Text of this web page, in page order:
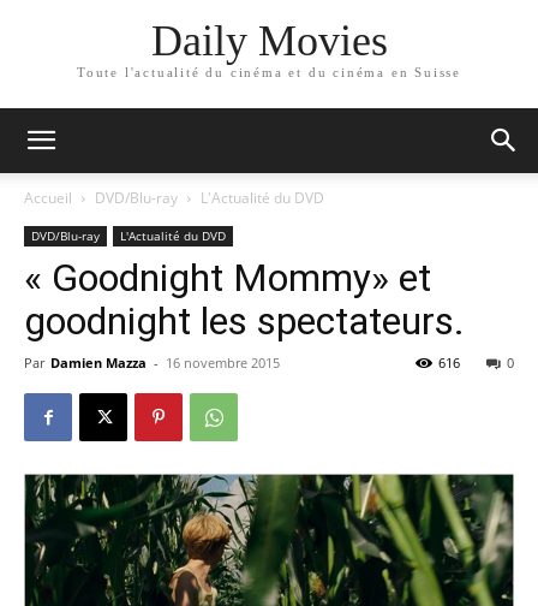
Daily Movies
Toute l'actualité du cinéma et du cinéma en Suisse
Accueil DVD/Blu-ray L'Actualité du DVD
DVD/Blu-ray L'Actualité du DVD
« Goodnight Mommy» et
goodnight les spectateurs.
Par Damien Mazza - 16 novembre 2015 0
616